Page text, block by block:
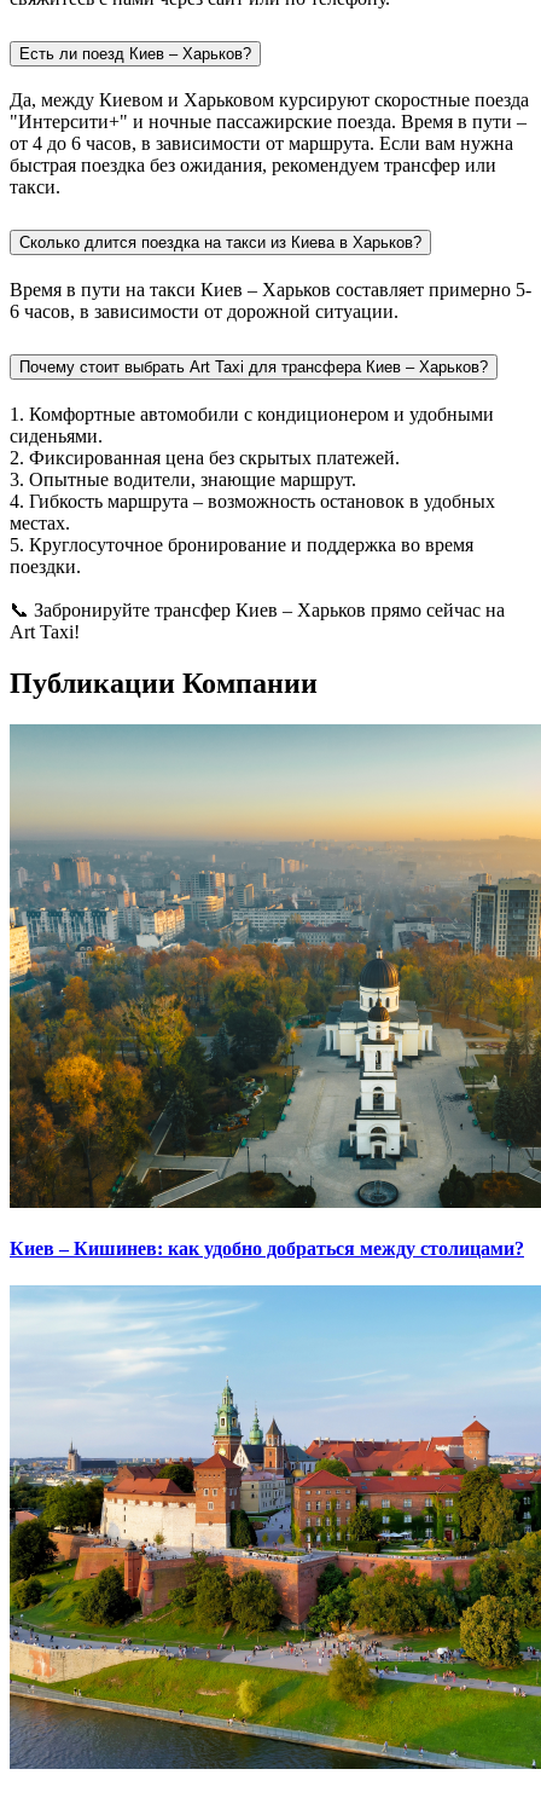
Есть ли поезд Киев – Харьков?
Да, между Киевом и Харьковом курсируют скоростные поезда
"Интерсити+" и ночные пассажирские поезда. Время в пути –
от 4 до 6 часов, в зависимости от маршрута. Если вам нужна
быстрая поездка без ожидания, рекомендуем трансфер или
такси.
Сколько длится поездка на такси из Киева в Харьков?
Время в пути на такси Киев – Харьков составляет примерно 5-
6 часов, в зависимости от дорожной ситуации.
Почему стоит выбрать Art Taxi для трансфера Киев – Харьков?
1. Комфортные автомобили с кондиционером и удобными
сиденьями.
2. Фиксированная цена без скрытых платежей.
3. Опытные водители, знающие маршрут.
4. Гибкость маршрута – возможность остановок в удобных
местах.
5. Круглосуточное бронирование и поддержка во время
поездки.
📞 Забронируйте трансфер Киев – Харьков прямо сейчас на
Art Taxi!
Публикации Компании
Киев – Кишинев: как удобно добраться между столицами?